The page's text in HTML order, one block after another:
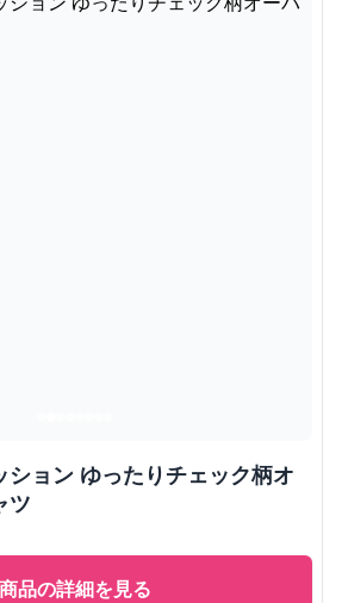
ション ゆったりチェック柄オ
ツ
商品の詳細を見る